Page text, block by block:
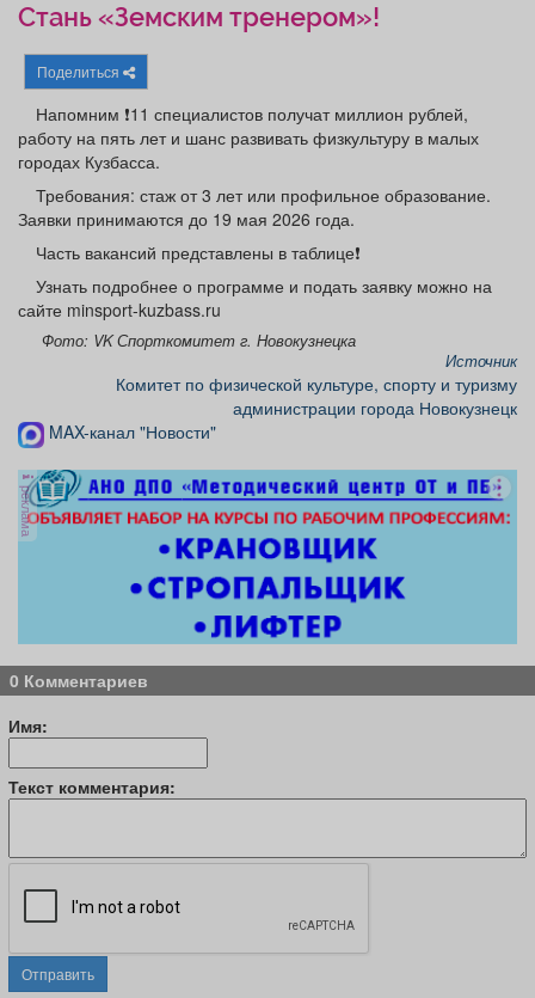
Афиша Обучение Проекты
Товары Поздравления
Я - пенсионер
Стань «Земским тренером»!
Поделиться
Напомним ❗️11 специалистов получат миллион рублей,
работу на пять лет и шанс развивать физкультуру в малых
городах Кузбасса.
Требования: стаж от 3 лет или профильное образование.
Заявки принимаются до 19 мая 2026 года.
Часть вакансий представлены в таблице❗️
Узнать подробнее о программе и подать заявку можно на
сайте minsport-kuzbass.ru
Фото: VK Спорткомитет г. Новокузнецка
Источник
Комитет по физической культуре, спорту и туризму
администрации города Новокузнецк
MAX-канал "Новости"
реклама
0 Комментариев
Имя:
Текст комментария:
Отправить